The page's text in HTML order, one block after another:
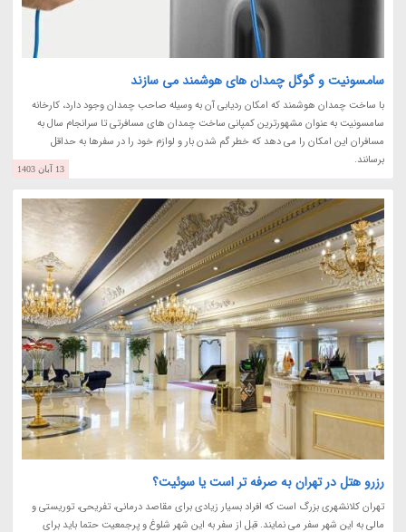
سامسونیت و گوگل چمدان های هوشمند می سازند
با ساخت چمدان هوشمند که امکان ردیابی آن به وسیله صاحب چمدان وجود دارد، کارخانه
سامسونیت به عنوان مشهورترین کمپانی ساخت چمدان های مسافرتی تا سرانجام سال به
مسافران این امکان را می دهد که خطر گم شدن بار و لوازم خود را در سفرها به حداقل
برسانند.
13 آبان 1403
رزرو هتل در تهران به صرفه تر است یا سوئیت؟
تهران کلانشهری بزرگ است که افراد بسیار زیادی برای مقاصد درمانی، تفریحی، توریستی و
مالی به این شهر سفر می نمایند. قبل از سفر به این شهر شلوغ و پرجمعیت حتما باید برای